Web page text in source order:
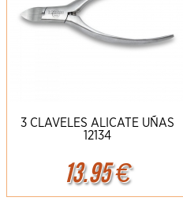
3 CLAVELES ALICATE UÑAS
12134
13.95€
Ampliar Detalles